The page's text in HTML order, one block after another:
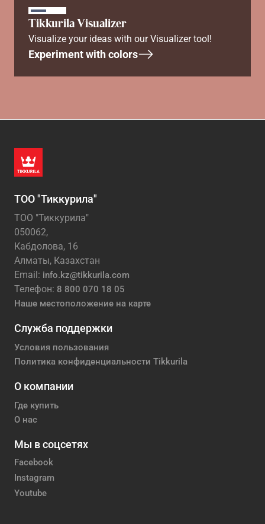
Tikkurila Visualizer
Visualize your ideas with our Visualizer tool!
Experiment with colors
ТОО "Тиккурила"
ТОО "Тиккурила"
050062,
Кабдолова, 16
Алматы, Казахстан
Email: info.kz@tikkurila.com
Телефон: 8 800 070 18 05
Наше местоположение на карте
Служба поддержки
Условия пользования
Политика конфиденциальности Tikkurila
О компании
Где купить
О нас
Мы в соцсетях
Facebook
Instagram
Youtube